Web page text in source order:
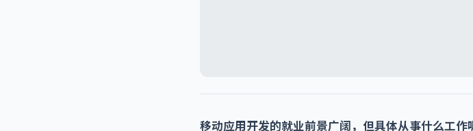
移动应用开发的就业前景广阔，但具体从事什么工作